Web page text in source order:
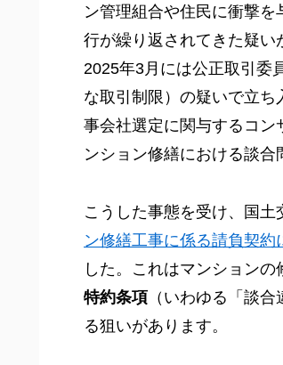
ン管理組合や住民に衝撃
行が繰り返されてきた疑い
2025年3月には公正取引委
な取引制限）の疑いで立
事会社選定に関与するコ
ンション修繕における談合
こうした事態を受け、国土
ン修繕工事に係る請負契
した。これはマンションの
特約条項 （いわゆる「談
る狙いがあります。